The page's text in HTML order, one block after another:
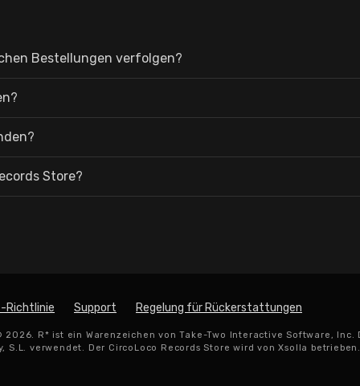
Bestellungen verfolgen?
Store?
Richtlinie Support Regelung für Rückerstattungen
R* ist ein Warenzeichen von Take-Two Interactive Software, Inc.
S.L. verwendet. Der CircoLoco Records Store wird von Xsolla betrieben.